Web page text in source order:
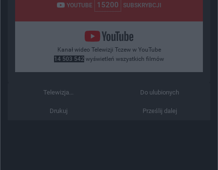
YOUTUBE 15200 SUBSKRYBCJI
Kanał wideo Telewizji Tczew w YouTube
14 503 542 wyświetleń wszystkich filmów
Telewizja... Do ulubionych
Drukuj Prześlij dalej